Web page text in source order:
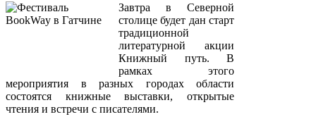
Завтра в Северной
столице будет дан старт
традиционной
литературной акции
Книжный путь. В
рамках этого
мероприятия в разных городах области
состоятся книжные выставки, открытые
чтения и встречи с писателями.